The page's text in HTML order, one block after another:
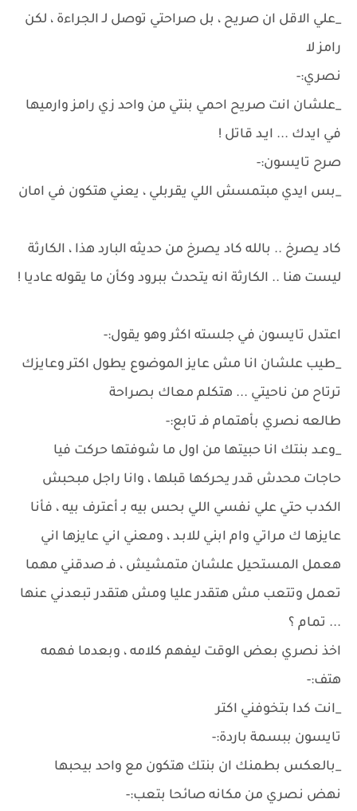
_علي الاقل ان صريح ، بل صراحتي توصل لـ الجراءة ، لكن
رامز لا
نصري:-
_علشان انت صريح احمي بنتي من واحد زي رامز وارميها
في ايدك ... ايـد قاتل !
صرح تايسون:-
_بس ايدي مبتمسش اللي يقربلي ، يعني هتكون في امان
كاد يصرخ .. بالله كاد يصرخ من حديثه البارد هذا ، الكارثة
ليست هنا .. الكارثة انه يتحدث ببرود وكأن ما يقوله عاديا !
اعتدل تايسون في جلسته اكثر وهو يقول:-
_طيب علشان انا مش عايز الموضوع يطول اكتر وعايزك
ترتاح من ناحيتي ... هتكلم معاك بصراحة
طالعه نصري بأهتمام فـ تابع:-
_وعـد بنتك انا حبيتها من اول ما شوفتها حركت فيا
حاجات محدش قدر يحركها قبلها ، وانا راجل مبحبش
الكدب حتي علي نفسي اللي بحس بيه بـ أعترف بيه ، فأنا
عايزها ك مراتي وام ابني للابـد ، ومعني اني عايزها اني
هعمل المستحيل علشان متمشيش ، فـ صدقني مهما
تعمل وتتعب مش هتقدر عليا ومش هتقدر تبعدني عنها
... تمام ؟
اخذ نصري بعض الوقت ليفهم كلامه ، وبعدما فهمه
هتف:-
_انت كدا بتخوفني اكتر
تايسون ببسمة باردة:-
_بالعكس بطمنك ان بنتك هتكون مع واحد بيحبها
نهض نصري من مكانه صائحا بتعب:-